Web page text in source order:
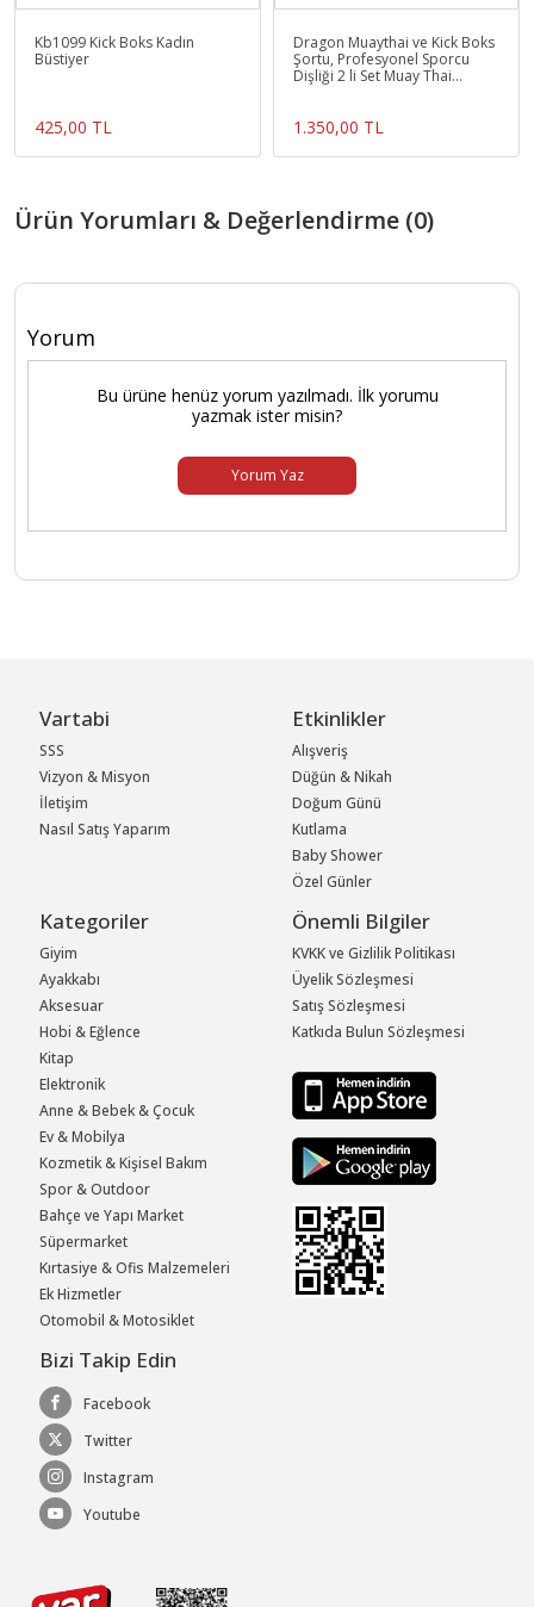
Kb1099 Kick Boks Kadın
Büstiyer
425,00 TL
Dragon Muaythai ve Kick Boks
Şortu, Profesyonel Sporcu
Dişliği 2 li Set Muay Thai
1.350,00 TL
Ürün Yorumları & Değerlendirme (0)
Yorum
Bu ürüne henüz yorum yazılmadı. İlk yorumu
yazmak ister misin?
Yorum Yaz
Vartabi
SSS
Vizyon & Misyon
İletişim
Nasıl Satış Yaparım
Etkinlikler
Alışveriş
Düğün & Nikah
Doğum Günü
Kutlama
Baby Shower
Özel Günler
Kategoriler
Giyim
Ayakkabı
Aksesuar
Hobi & Eğlence
Kitap
Elektronik
Anne & Bebek & Çocuk
Ev & Mobilya
Kozmetik & Kişisel Bakım
Spor & Outdoor
Bahçe ve Yapı Market
Süpermarket
Kırtasiye & Ofis Malzemeleri
Ek Hizmetler
Otomobil & Motosiklet
Önemli Bilgiler
KVKK ve Gizlilik Politikası
Üyelik Sözleşmesi
Satış Sözleşmesi
Katkıda Bulun Sözleşmesi
Bizi Takip Edin
Facebook
Twitter
Instagram
Youtube